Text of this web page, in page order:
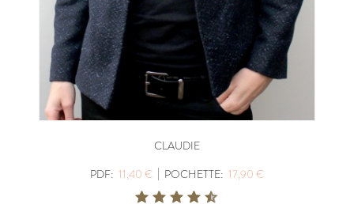
CLAUDIE
PDF: 11,40 € | POCHETTE: 17,90 €